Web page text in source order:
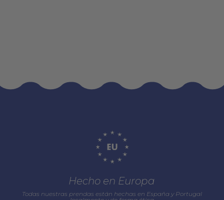
Hecho en Europa
Todas nuestras prendas están hechas en España y Portugal